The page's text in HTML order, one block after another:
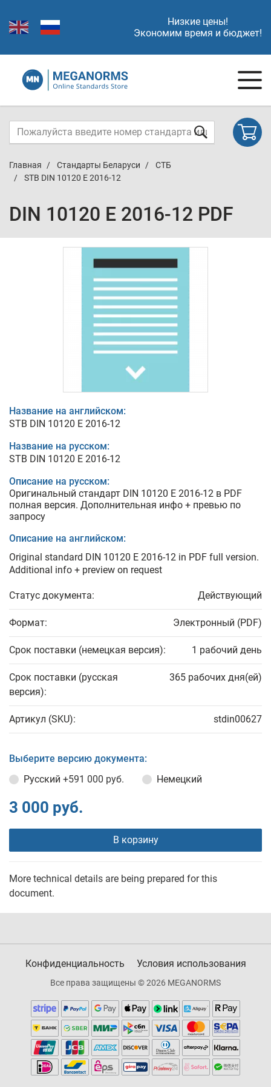
Низкие цены!
Экономим время и бюджет!
Главная Стандарты Беларуси
СТБ
STB DIN 10120 E 2016-12
DIN 10120 E 2016-12 PDF
Название на английском:
STB DIN 10120 E 2016-12
Название на русском:
STB DIN 10120 E 2016-12
Описание на русском:
Оригинальный стандарт DIN 10120 E 2016-12 в PDF
полная версия. Дополнительная инфо + превью по
запросу
Описание на английском:
Original standard DIN 10120 E 2016-12 in PDF full version.
Additional info + preview on request
Статус документа: Действующий
Формат: Электронный (PDF)
Срок поставки (немецкая версия): 1 рабочий день
Срок поставки (русская
версия):
365 рабочих дня(ей)
Артикул (SKU): stdin00627
Выберите версию документа:
Русский +591 000 руб. Немецкий
3 000 руб.
В корзину
More technical details are being prepared for this
document.
Конфиденциальность Условия использования
Все права защищены © 2026 MEGANORMS